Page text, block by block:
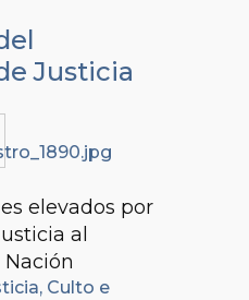
Justicia
elevados por
al
Culto e